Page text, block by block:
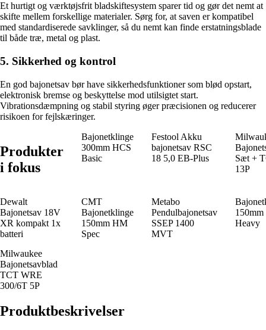
Et hurtigt og værktøjsfrit bladskiftesystem sparer tid og gør det nemt at
skifte mellem forskellige materialer. Sørg for, at saven er kompatibel
med standardiserede savklinger, så du nemt kan finde erstatningsblade
til både træ, metal og plast.
5. Sikkerhed og kontrol
En god bajonetsav bør have sikkerhedsfunktioner som blød opstart,
elektronisk bremse og beskyttelse mod utilsigtet start.
Vibrationsdæmpning og stabil styring øger præcisionen og reducerer
risikoen for fejlskæringer.
Produkter
i fokus
Bajonetklinge
300mm HCS
Basic
Festool Akku
bajonetsav RSC
18 5,0 EB-Plus
Sæt +
13P
Dewalt
Bajonetsav 18V
XR kompakt 1x
batteri
CMT
Bajonetklinge
150mm HM
Spec
Metabo
Pendulbajonetsav
SSEP 1400
MVT
Heavy
Milwaukee
Bajonetsavblad
TCT WRE
300/6T 5P
Produktbeskrivelser